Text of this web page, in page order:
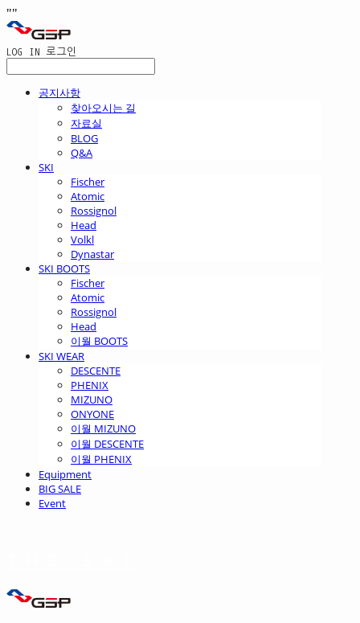
""
LOG IN 로그인
공지사항
찾아오시는 길
자료실
BLOG
Q&A
SKI
Fischer
Atomic
Rossignol
Head
Volkl
Dynastar
SKI BOOTS
Fischer
Atomic
Rossignol
Head
이월 BOOTS
SKI WEAR
DESCENTE
PHENIX
MIZUNO
ONYONE
이월 MIZUNO
이월 DESCENTE
이월 PHENIX
Equipment
BIG SALE
Event